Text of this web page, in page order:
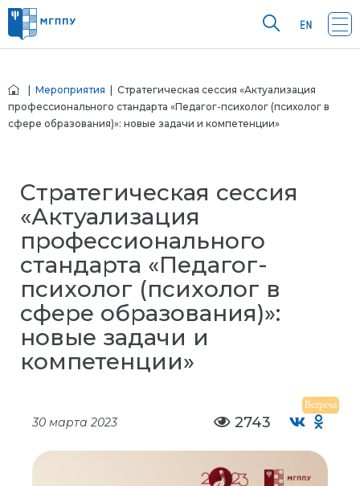
Мероприятия | Стратегическая сессия «Актуализация
профессионального стандарта «Педагог-психолог (психолог в
сфере образования)»: новые задачи и компетенции»
Стратегическая сессия
«Актуализация
профессионального
стандарта «Педагог-
психолог (психолог в
сфере образования)»:
новые задачи и
компетенции»
Встреча
30 марта 2023 2743